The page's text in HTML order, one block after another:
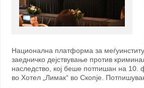
Национална платформа за
заедничко дејствување против
наследство, кој беше потпишан на 10.
во Хотел „Лимак“ во Скопје.